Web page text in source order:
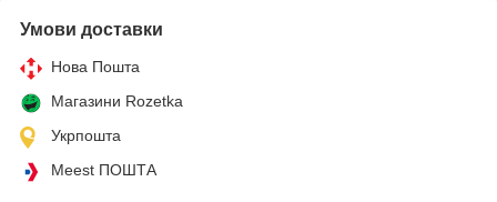
Умови доставки
Нова Пошта
Магазини Rozetka
Укрпошта
Meest ПОШТА